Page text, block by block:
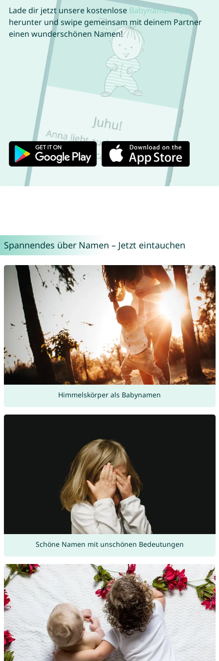
Lade dir jetzt unsere kostenlose Babynamen App
herunter und swipe gemeinsam mit deinem Partner
einen wunderschönen Namen!
Spannendes über Namen – Jetzt eintauchen
Himmelskörper als Babynamen
Schöne Namen mit unschönen Bedeutungen